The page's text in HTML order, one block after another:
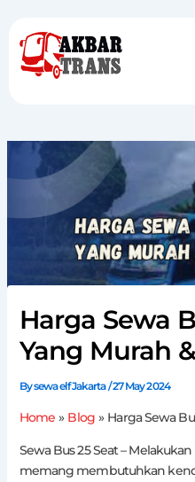
content
Harga Sewa
Yang Murah
Bysewa elf Jakarta/27 May 2024
Home Blog Harga Sewa
Sewa Bus 25 Seat –
memang membutuhkan